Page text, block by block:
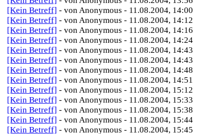
[Kein Betreff] - von Anonymous - 11.08.2004, 14:00
[Kein Betreff] - von Anonymous - 11.08.2004, 14:12
[Kein Betreff] - von Anonymous - 11.08.2004, 14:16
[Kein Betreff] - von Anonymous - 11.08.2004, 14:24
[Kein Betreff] - von Anonymous - 11.08.2004, 14:43
[Kein Betreff] - von Anonymous - 11.08.2004, 14:43
[Kein Betreff] - von Anonymous - 11.08.2004, 14:48
[Kein Betreff] - von Anonymous - 11.08.2004, 14:51
[Kein Betreff] - von Anonymous - 11.08.2004, 15:12
[Kein Betreff] - von Anonymous - 11.08.2004, 15:33
[Kein Betreff] - von Anonymous - 11.08.2004, 15:38
[Kein Betreff] - von Anonymous - 11.08.2004, 15:44
[Kein Betreff] - von Anonymous - 11.08.2004, 15:45